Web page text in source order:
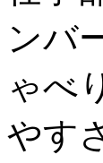
ンバ
ゃべ
やす